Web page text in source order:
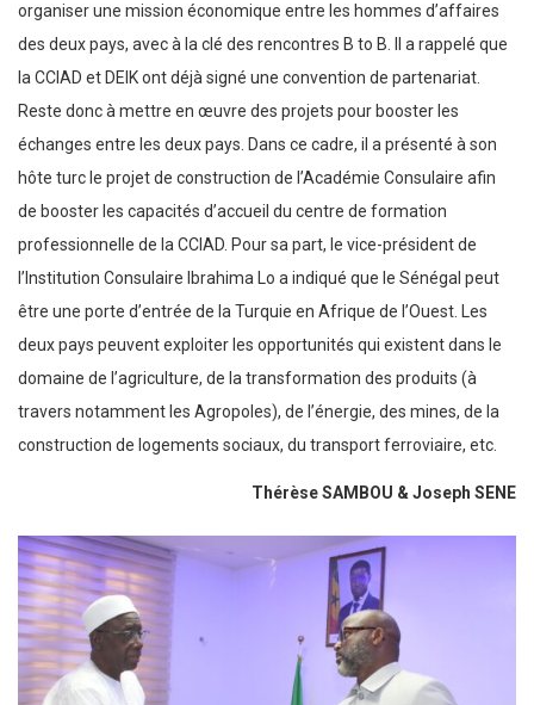
organiser une mission économique entre les hommes d’affaires
des deux pays, avec à la clé des rencontres B to B. Il a rappelé que
la CCIAD et DEIK ont déjà signé une convention de partenariat.
Reste donc à mettre en œuvre des projets pour booster les
échanges entre les deux pays. Dans ce cadre, il a présenté à son
hôte turc le projet de construction de l’Académie Consulaire afin
de booster les capacités d’accueil du centre de formation
professionnelle de la CCIAD. Pour sa part, le vice-président de
l’Institution Consulaire Ibrahima Lo a indiqué que le Sénégal peut
être une porte d’entrée de la Turquie en Afrique de l’Ouest. Les
deux pays peuvent exploiter les opportunités qui existent dans le
domaine de l’agriculture, de la transformation des produits (à
travers notamment les Agropoles), de l’énergie, des mines, de la
construction de logements sociaux, du transport ferroviaire, etc.
Thérèse SAMBOU & Joseph SENE